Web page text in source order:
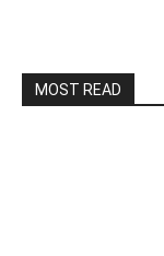
MOST READ